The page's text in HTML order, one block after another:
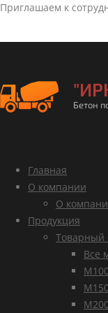
Приглашаем к
Бетон
Главная
О компании
О
Продукция
Товарный
Все
М100
М150
М200